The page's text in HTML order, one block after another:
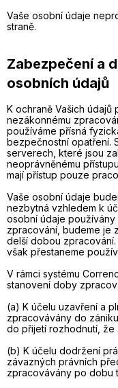
Vaše osobní údaje
straně.
Zabezpečení a
osobních údajů
K ochraně Vašich údajů
nezákonnému
používáme přísná
bezpečnostní opatření.
serverech, které jsou
neoprávněnému
mají přístup pouze
Vaše osobní údaje
nezbytná vzhledem k
osobní údaje
zpracování, budeme je
delší dobou
však přestaneme
V rámci systému
stanovení doby
(a) K účelu uzavření a
zpracovávány do
do přijetí rozhodnutí, že
(b) K účelu dodržení
závazných právních
zpracovávány po dobu